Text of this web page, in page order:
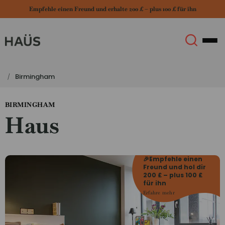
Standorte
Mehr
Deutsch
French
Birmingham
Empfehle einen Freund und erhalte 200 £ – plus 100 £ für ihn
BIRMINGHAM
Haus
🎉Empfehle einen
Freund und hol dir
200 £ – plus 100 £
für ihn
Erfahre mehr